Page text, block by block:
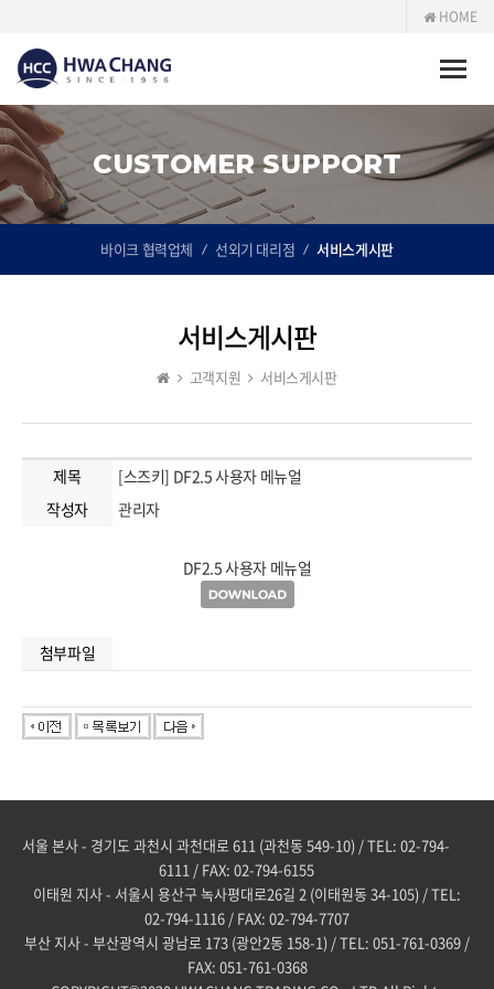
HOME
Toggle
CUSTOMER SUPPORT
바이크 협력업체 선외기 대리점 서비스게시판
서비스게시판
고객지원 서비스게시판
제목
[스즈키] DF2.5 사용자 메뉴얼
작성자
관리자
DF2.5 사용자 메뉴얼
첨부파일
서울 본사 - 경기도 과천시 과천대로 611 (과천동 549-10) / TEL: 02-794-
6111 / FAX: 02-794-6155
이태원 지사 - 서울시 용산구 녹사평대로26길 2 (이태원동 34-105) / TEL:
02-794-1116 / FAX: 02-794-7707
부산 지사 - 부산광역시 광남로 173 (광안2동 158-1) / TEL: 051-761-0369 /
FAX: 051-761-0368